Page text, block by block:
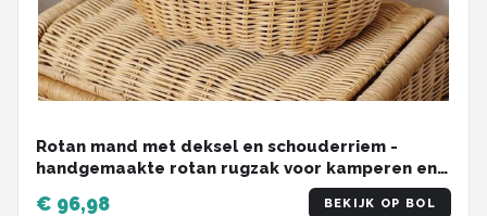
Rotan mand met deksel en schouderriem -
handgemaakte rotan rugzak voor kamperen en
€ 96,98 BEKIJK OP BOL